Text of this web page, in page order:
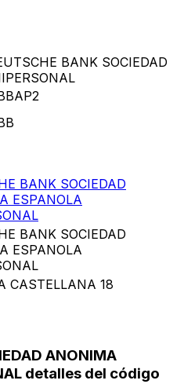
BANK SOCIEDAD
BANK SOCIEDAD
ESPANOLA
BANK SOCIEDAD
ESPANOLA
CASTELLANA 18
ANONIMA
detalles del código